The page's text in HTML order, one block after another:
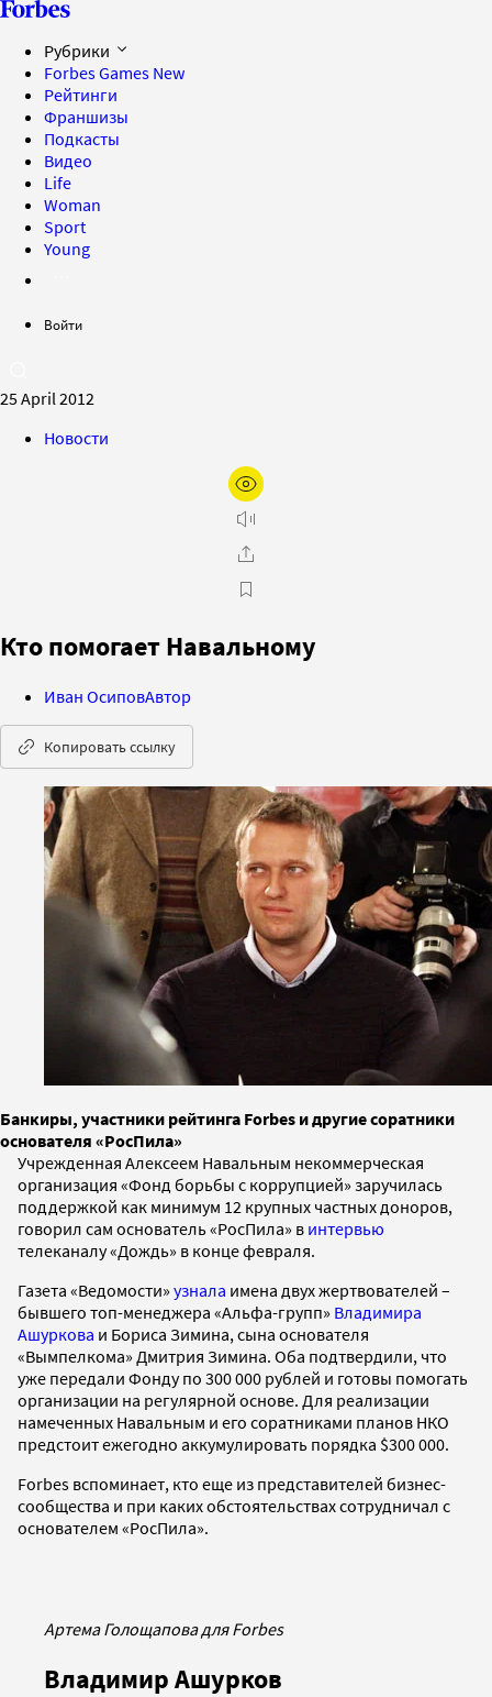
Рубрики
Forbes Games New
Рейтинги
Франшизы
Подкасты
Видео
Life
Woman
Sport
Young
Войти
25 April 2012
Новости
Кто помогает Навальному
Иван ОсиповАвтор
Копировать ссылку
Банкиры, участники рейтинга Forbes и другие соратники
основателя «РосПила»
Учрежденная Алексеем Навальным некоммерческая
организация «Фонд борьбы с коррупцией» заручилась
поддержкой как минимум 12 крупных частных доноров,
говорил сам основатель «РосПила» в интервью
телеканалу «Дождь» в конце февраля.
Газета «Ведомости» узнала имена двух жертвователей –
бывшего топ-менеджера «Альфа-групп» Владимира
Ашуркова и Бориса Зимина, сына основателя
«Вымпелкома» Дмитрия Зимина. Оба подтвердили, что
уже передали Фонду по 300 000 рублей и готовы помогать
организации на регулярной основе. Для реализации
намеченных Навальным и его соратниками планов НКО
предстоит ежегодно аккумулировать порядка $300 000.
Forbes вспоминает, кто еще из представителей бизнес-
сообщества и при каких обстоятельствах сотрудничал с
основателем «РосПила».
Артема Голощапова для Forbes
Владимир Ашурков